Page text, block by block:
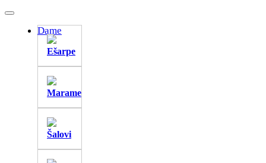
Dame
Ešarpe
Marame
Šalovi